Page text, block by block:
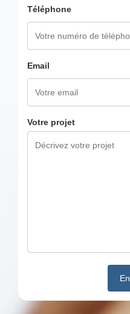
Téléphone
Email
Votre projet